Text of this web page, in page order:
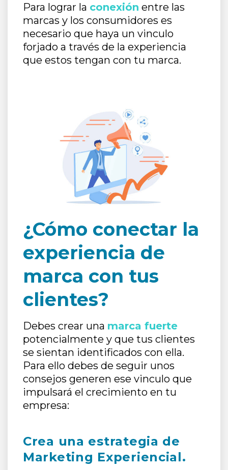
Para lograr la conexión entre las
marcas y los consumidores es
necesario que haya un vinculo
forjado a través de la experiencia
que estos tengan con tu marca.
¿Cómo conectar la
experiencia de
marca con tus
clientes?
Debes crear una marca fuerte
potencialmente y que tus clientes
se sientan identificados con ella.
Para ello debes de seguir unos
consejos generen ese vinculo que
impulsará el crecimiento en tu
empresa:
Crea una estrategia de
Marketing Experiencial.